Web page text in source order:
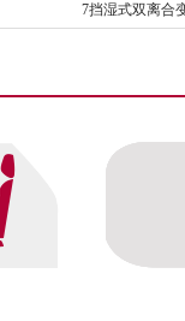
7挡湿式双离合